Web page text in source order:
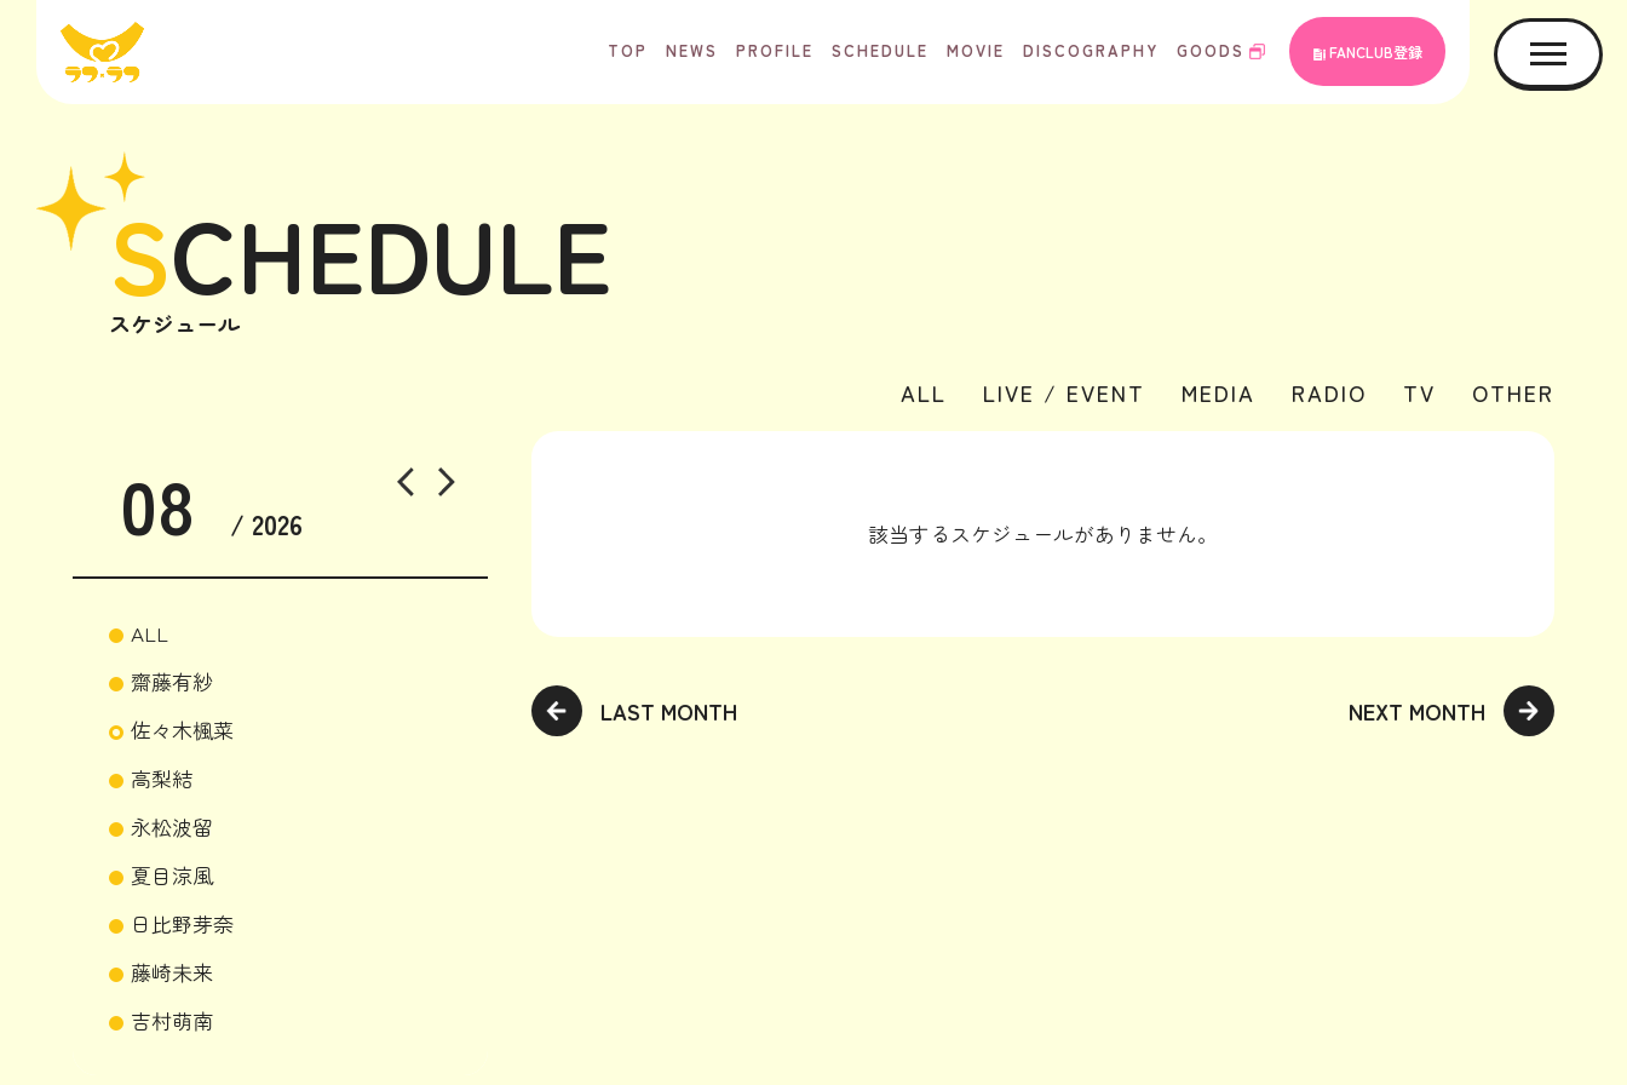
TOP NEWS PROFILE SCHEDULE MOVIE DISCOGRAPHY GOODS FANCLUB登録
SCHEDULE
スケジュール
ALL LIVE / EVENT MEDIA RADIO TV OTHER
08 / 2026
ALL
齋藤有紗
佐々木楓菜
高梨結
永松波留
夏目涼風
日比野芽奈
藤崎未来
吉村萌南
該当するスケジュールがありません。
LAST MONTH NEXT MONTH